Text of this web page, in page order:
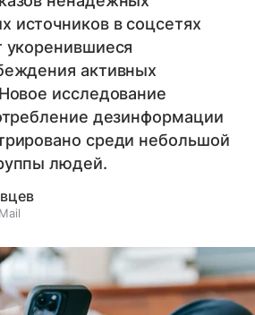
источников в соцсетях
укоренившиеся
активных
исследование
дезинформации
среди небольшой
людей.